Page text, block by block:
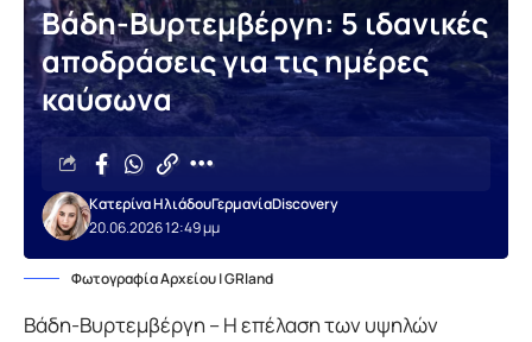
Βάδη-Βυρτεμβέργη: 5 ιδανικές
αποδράσεις για τις ημέρες
καύσωνα
20.06.2026 12:49 μμ
Κατερίνα ΗλιάδουΓερμανίαDiscovery
Φωτογραφία Αρχείου | GRland
Βάδη-Βυρτεμβέργη – Η επέλαση των υψηλών